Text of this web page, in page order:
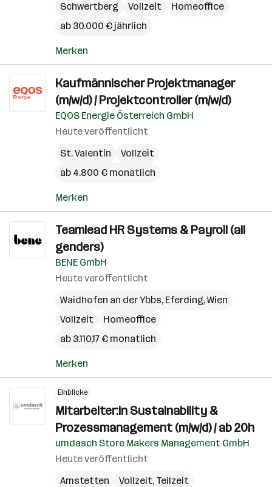
Schwertberg
Vollzeit
Homeoffice
ab 30.000 € jährlich
Merken
Kaufmännischer Projektmanager
(m/w/d) / Projektcontroller (m/w/d)
EQOS Energie Österreich GmbH
Heute veröffentlicht
St. Valentin
Vollzeit
ab 4.800 € monatlich
Merken
Teamlead HR Systems & Payroll (all
genders)
BENE GmbH
Heute veröffentlicht
Waidhofen an der Ybbs, Eferding,Wien
Vollzeit
Homeoffice
ab 3.110,17 € monatlich
Merken
Einblicke
Mitarbeiter:in Sustainability &
Prozessmanagement (m/w/d) / ab 20h
umdasch Store Makers Management GmbH
Heute veröffentlicht
Amstetten
Vollzeit, Teilzeit